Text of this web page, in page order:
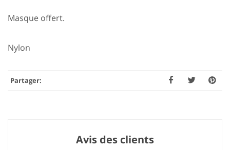
Masque offert.
Nylon
Partager:
Avis des clients